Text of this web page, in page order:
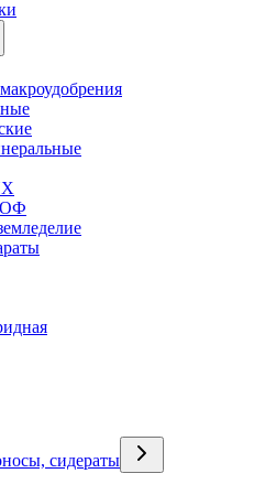
сидераты